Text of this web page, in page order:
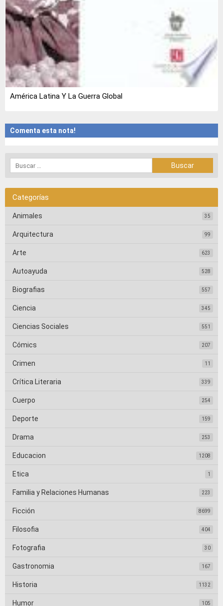
América Latina Y La Guerra Global
Comenta esta nota!
Categorías
Animales 35
Arquitectura 99
Arte 623
Autoayuda 528
Biografias 557
Ciencia 345
Ciencias Sociales 551
Cómics 207
Crimen 11
Crítica Literaria 339
Cuerpo 254
Deporte 159
Drama 253
Educacion 1208
Etica 1
Familia y Relaciones Humanas 223
Ficción 8699
Filosofia 404
Fotografia 30
Gastronomia 167
Historia 1132
Humor 105